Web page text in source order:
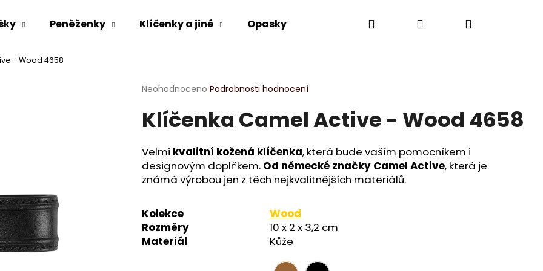
Peněženky Klíčenky a jiné Opasky Novinky
Hledat PřihlášeníNákupní
- Wood 4658
Průměrné
produktu
je
z
5
hvězdiček.
Neohodnoceno Podrobnosti hodnocení
Klíčenka Camel Active - Wood 4658
Velmi kvalitní kožená klíčenka, která bude vaším pomocníkem i
designovým doplňkem. Od německé značky Camel Active, která je
známá výrobou jen z těch nejkvalitnějších materiálů.
Kolekce
Wood
Rozměry
10 x 2 x 3,2 cm
Materiál
Kůže
Co potřebujete najít?
HLEDAT